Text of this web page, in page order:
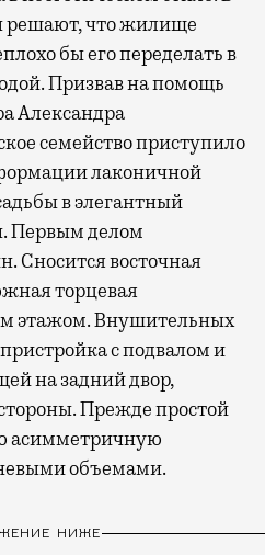
решают, что жилище
бы его переделать в
Призвав на помощь
Александра
семейство приступило
лаконичной
в элегантный
Первым делом
Сносится восточная
торцевая
этажом. Внушительных
с подвалом и
на задний двор,
Прежде простой
асимметричную
объемами.
НИЖЕ